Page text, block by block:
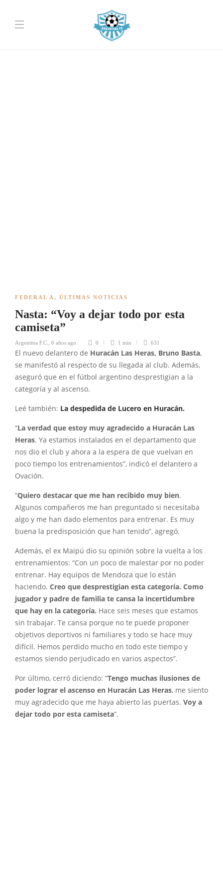
FEDERAL A , ÚLTIMAS NOTICIAS
Nasta: “Voy a dejar todo por esta
camiseta”
Argentina F.C. 6 años ago 0 1 min 631
El nuevo delantero de Huracán Las Heras, Bruno Basta,
se manifestó al respecto de su llegada al club. Además,
aseguró que en el fútbol argentino desprestigian a la
categoría y al ascenso.
Leé también: La despedida de Lucero en Huracán.
“La verdad que estoy muy agradecido a Huracán Las
Heras. Ya estamos instalados en el departamento que
nos dio el club y ahora a la espera de que vuelvan en
poco tiempo los entrenamientos”, indicó el delantero a
Ovación.
“Quiero destacar que me han recibido muy bien.
Algunos compañeros me han preguntado si necesitaba
algo y me han dado elementos para entrenar. Es muy
buena la predisposición que han tenido”, agregó.
Además, el ex Maipú dio su opinión sobre la vuelta a los
entrenamientos: “Con un poco de malestar por no poder
entrenar. Hay equipos de Mendoza que lo están
haciendo. Creo que desprestigian esta categoría. Como
jugador y padre de familia te cansa la incertidumbre
que hay en la categoría. Hace seis meses que estamos
sin trabajar. Te cansa porque no te puede proponer
objetivos deportivos ni familiares y todo se hace muy
difícil. Hemos perdido mucho en todo este tiempo y
estamos siendo perjudicado en varios aspectos”.
Por último, cerró diciendo: “Tengo muchas ilusiones de
poder lograr el ascenso en Huracán Las Heras, me siento
muy agradecido que me haya abierto las puertas. Voy a
dejar todo por esta camiseta“.